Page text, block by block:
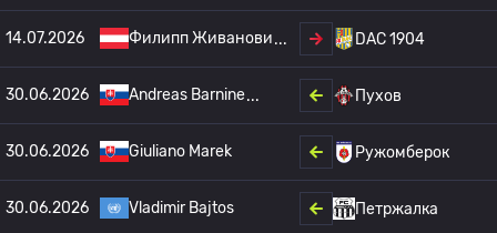
14.07.2026 Филипп Живанови DAC 1904
30.06.2026 Andreas Barnine Пухов
30.06.2026 Giuliano Marek Ружомберок
30.06.2026 Vladimir Bajtos Петржалка